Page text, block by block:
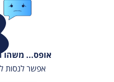
אופס... משהו
אפשר לנסות